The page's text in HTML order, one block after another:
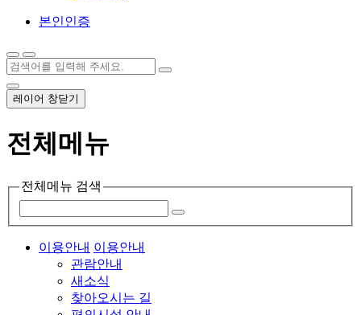
본인인증
레이어 창닫기
전체메뉴
전체메뉴 검색
이용안내 이용안내
관람안내
새소식
찾아오시는 길